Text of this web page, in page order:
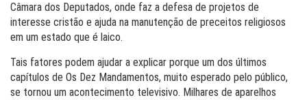
Câmara dos Deputados, onde faz a defesa de projetos de
interesse cristão e ajuda na manutenção de preceitos religiosos
em um estado que é laico.
Tais fatores podem ajudar a explicar porque um dos últimos
capítulos de Os Dez Mandamentos, muito esperado pelo público,
se tornou um acontecimento televisivo. Milhares de aparelhos